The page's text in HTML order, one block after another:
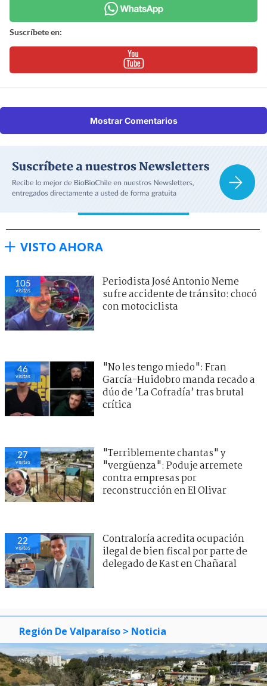
Suscríbete en:
Mostrar Comentarios
VISTO AHORA
105
visitas
Periodista José Antonio Neme
sufre accidente de tránsito: chocó
con motociclista
46
visitas
"No les tengo miedo": Fran
García-Huidobro manda recado a
dúo de ’La Cofradía’ tras brutal
crítica
27
visitas
"Terriblemente chantas" y
"vergüenza": Poduje arremete
contra empresas por
reconstrucción en El Olivar
22
visitas
Contraloría acredita ocupación
ilegal de bien fiscal por parte de
delegado de Kast en Chañaral
Región De Valparaíso > Noticia